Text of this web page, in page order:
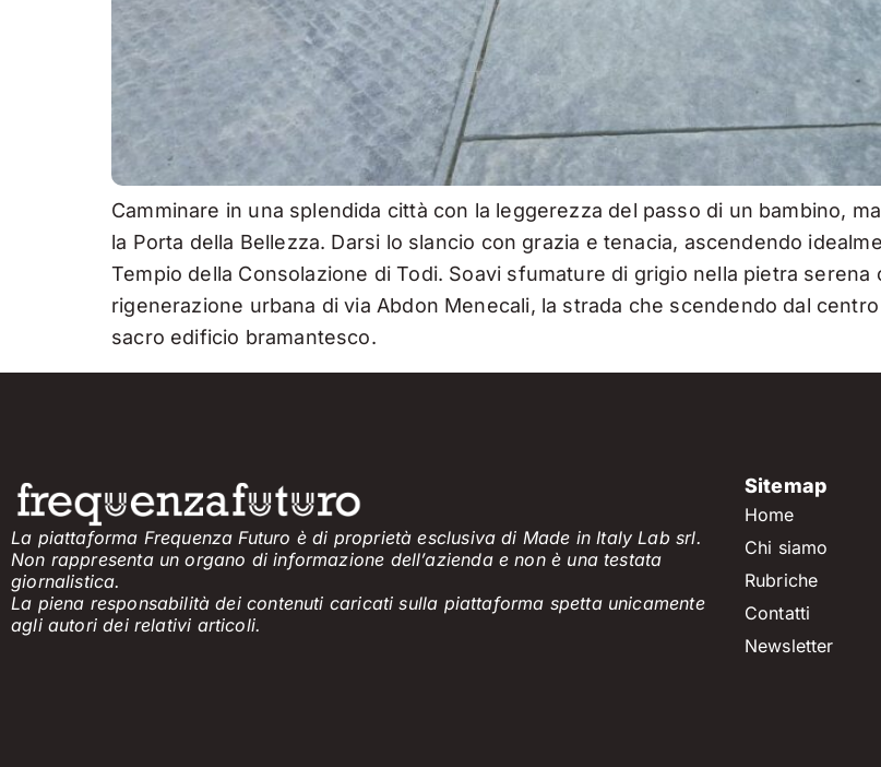
Camminare in una splendida città con la leggerezza del passo di un bambino,
la Porta della Bellezza. Darsi lo slancio con grazia e tenacia, ascendendo
Tempio della Consolazione di Todi. Soavi sfumature di grigio nella pietra serena
rigenerazione urbana di via Abdon Menecali, la strada che scendendo dal
sacro edificio bramantesco.
La piattaforma Frequenza Futuro è di proprietà esclusiva di Made in Italy Lab srl.
Non rappresenta un organo di informazione dell’azienda e non è una testata
giornalistica.
La piena responsabilità dei contenuti caricati sulla piattaforma spetta unicamente
agli autori dei relativi articoli.
Sitemap
Home
Chi siamo
Rubriche
Contatti
Newsletter